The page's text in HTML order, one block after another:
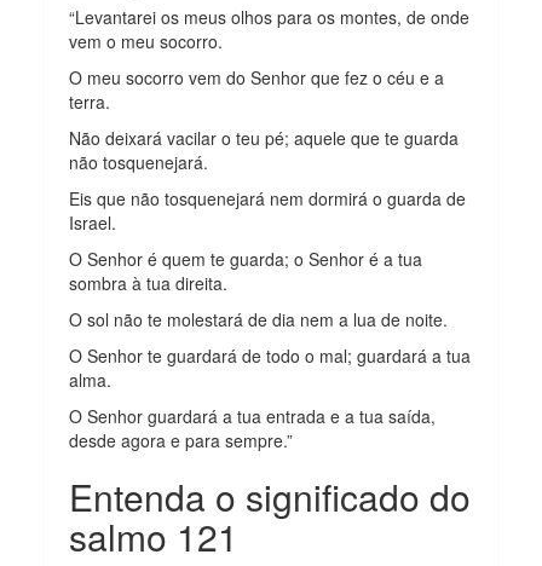
“Levantarei os meus olhos para os montes, de onde
vem o meu socorro.
O meu socorro vem do Senhor que fez o céu e a
terra.
Não deixará vacilar o teu pé; aquele que te guarda
não tosquenejará.
Eis que não tosquenejará nem dormirá o guarda de
Israel.
O Senhor é quem te guarda; o Senhor é a tua
sombra à tua direita.
O sol não te molestará de dia nem a lua de noite.
O Senhor te guardará de todo o mal; guardará a tua
alma.
O Senhor guardará a tua entrada e a tua saída,
desde agora e para sempre.”
Entenda o significado do
salmo 121